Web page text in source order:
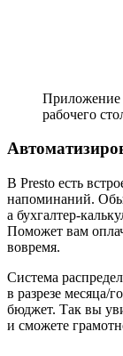
Приложение
рабочего
В Presto есть
напоминаний.
а
Поможет вам
вовремя.
Система
в разрезе месяца/
бюджет. Так вы
и сможете